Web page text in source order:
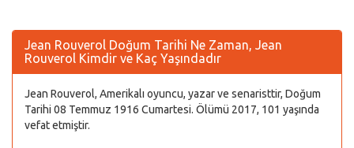
Jean Rouverol Doğum Tarihi Ne Zaman, Jean
Rouverol Kimdir ve Kaç Yaşındadır
Jean Rouverol, Amerikalı oyuncu, yazar ve senaristtir, Doğum
Tarihi 08 Temmuz 1916 Cumartesi. Ölümü 2017, 101 yaşında
vefat etmiştir.